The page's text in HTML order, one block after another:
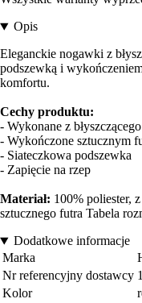
Opis
Eleganckie nogawki z
podszewką i
komfortu.
Cechy produktu:
- Wykonane z
- Wykończone sztucznym
- Siateczkowa podszewka
- Zapięcie na rzep
Materiał: 100% poliester,
sztucznego futra Tabela
Dodatkowe informacje
Marka
Nr referencyjny dostawcy
Kolor